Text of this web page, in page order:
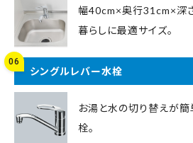
幅40cm×奥行31cm×深
暮らしに最適サイズ。
06
シングルレバー水栓
お湯と水の切り替えが
栓。